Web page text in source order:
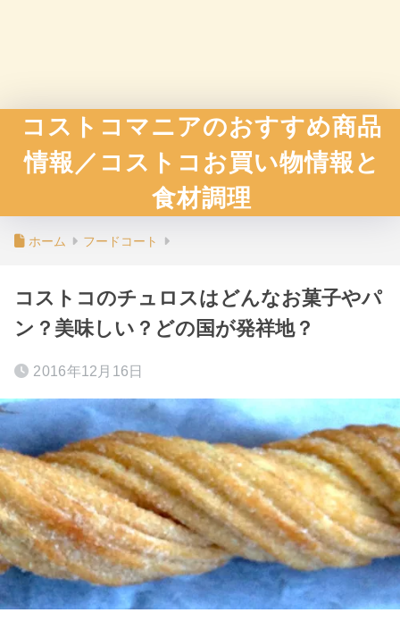
コストコマニアのおすすめ商品
情報／コストコお買い物情報と
食材調理
ホーム フードコート
コストコのチュロスはどんなお菓子やパ
ン？美味しい？どの国が発祥地？
2016年12月16日